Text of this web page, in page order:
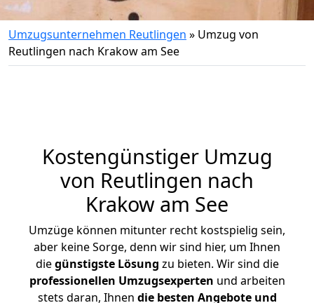
Umzugsunternehmen Reutlingen » Umzug von
Reutlingen nach Krakow am See
Kostengünstiger Umzug
von Reutlingen nach
Krakow am See
Umzüge können mitunter recht kostspielig sein,
aber keine Sorge, denn wir sind hier, um Ihnen
diegünstigste Lösung zu bieten. Wir sind die
professionellen Umzugsexperten und arbeiten
stets daran, Ihnen die besten Angebote und